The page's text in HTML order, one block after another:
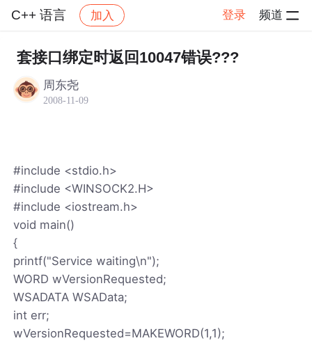
C++ 语言 加入 登录 频道
社区 C++ 语言 帖子详情
套接口绑定时返回10047错误???
周东尧
2008-11-09
#include <stdio.h>
#include <WINSOCK2.H>
#include <iostream.h>
void main()
{
printf("Service waiting\n");
WORD wVersionRequested;
WSADATA WSAData;
int err;
wVersionRequested=MAKEWORD(1,1);